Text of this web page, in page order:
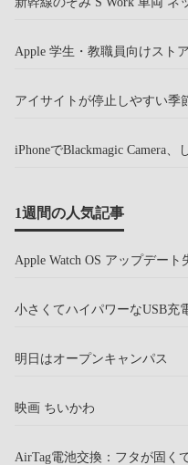
Apple 学生・教職員向けスト
アイサイトが停止しやすい季
iPhoneでBlackmagic Camera、
1週間の人気記事
Apple Watch OS アップデート
小さくてハイパワーなUSB充
明日はオープンキャンパス
映画 ちいかわ
AirTag電池交換：フタが固く